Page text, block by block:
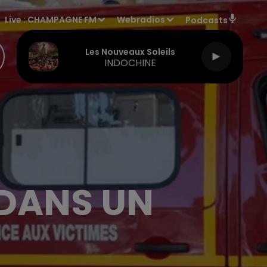
Live :CHAMPAGNE FM Webradios Podcasts
Les Nouveaux Soleils
INDOCHINE
UN